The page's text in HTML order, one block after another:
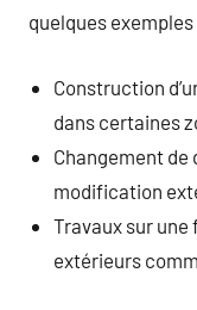
quelques exemples
Construction
dans certaines
Changement de
modification
Travaux sur
extérieurs